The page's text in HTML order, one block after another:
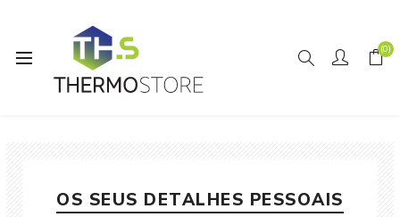
(0)
REGISTE-SE
OS SEUS DETALHES PESSOAIS